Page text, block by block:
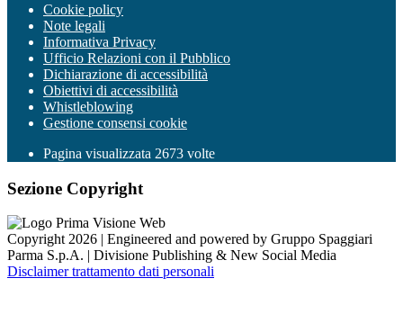
Cookie policy
Note legali
Informativa Privacy
Ufficio Relazioni con il Pubblico
Dichiarazione di accessibilità
Obiettivi di accessibilità
Whistleblowing
Gestione consensi cookie
Pagina visualizzata 2673 volte
Sezione Copyright
Copyright 2026 | Engineered and powered by Gruppo Spaggiari
Parma S.p.A. | Divisione Publishing & New Social Media
Disclaimer trattamento dati personali